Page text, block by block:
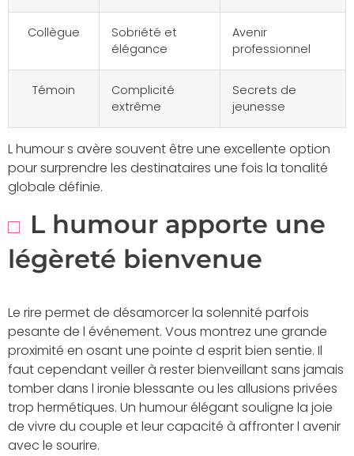
Collègue
Sobriété et
élégance
Avenir
professionnel
Témoin
Complicité
extrême
Secrets de
jeunesse
L humour s avère souvent être une excellente option
pour surprendre les destinataires une fois la tonalité
globale définie.
L humour apporte une
légèreté bienvenue
Le rire permet de désamorcer la solennité parfois
pesante de l événement. Vous montrez une grande
proximité en osant une pointe d esprit bien sentie. Il
faut cependant veiller à rester bienveillant sans jamais
tomber dans l ironie blessante ou les allusions privées
trop hermétiques. Un humour élégant souligne la joie
de vivre du couple et leur capacité à affronter l avenir
avec le sourire.